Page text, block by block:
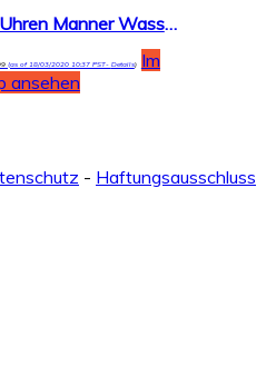
CIVO Herren Uhren Manner Wasserdicht Schwarz Leder Armbanduhr Mann Dünne Mode Luxus Coole Minimalistische Business Analoge Quarzuhren für Herren Jungen
(as of 18/03/2020 10:37 PST- Details)
Im
ansehen
- Haftungsausschluss